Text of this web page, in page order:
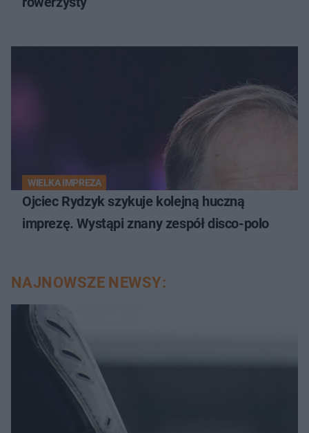
WIELKA IMPREZA
Ojciec Rydzyk szykuje kolejną huczną
imprezę. Wystąpi znany zespół disco-polo
NAJNOWSZE NEWSY: